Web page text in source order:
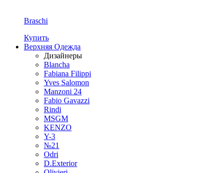
Braschi
Купить
Верхняя Одежда
Дизайнеры
Blancha
Fabiana Filippi
Yves Salomon
Manzoni 24
Fabio Gavazzi
Rindi
MSGM
KENZO
Y-3
№21
Odri
D.Exterior